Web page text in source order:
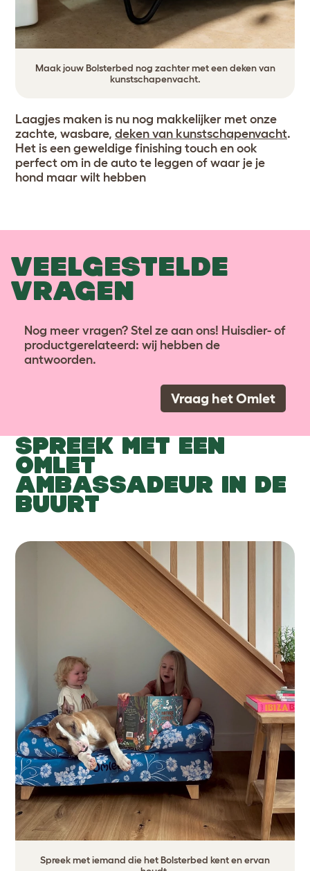
Maak jouw Bolsterbed nog zachter met een deken van
kunstschapenvacht.
Laagjes maken is nu nog makkelijker met onze
zachte, wasbare, deken van kunstschapenvacht.
Het is een geweldige finishing touch en ook
perfect om in de auto te leggen of waar je je
hond maar wilt hebben
VEELGESTELDE
VRAGEN
Nog meer vragen? Stel ze aan ons! Huisdier- of
productgerelateerd: wij hebben de
antwoorden.
Vraag het Omlet
SPREEK MET EEN
OMLET
AMBASSADEUR IN DE
BUURT
Spreek met iemand die het Bolsterbed kent en ervan